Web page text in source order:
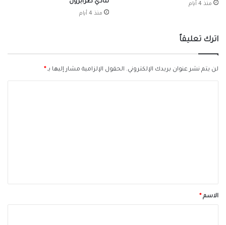
منذ 4 أيام
منذ 4 أيام
اترك تعليقاً
لن يتم نشر عنوان بريدك الإلكتروني. الحقول الإلزامية مشار إليها بـ*
*الاسم*